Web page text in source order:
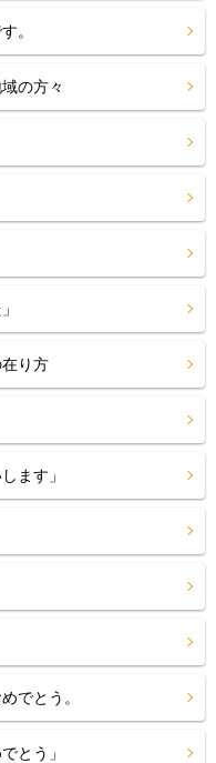
。
の方々
り方
ます」
でとう。
とう」